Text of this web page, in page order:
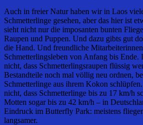
Auch in freier Natur haben wir in Laos
Schmetterlinge gesehen, aber das hier ist
sieht nicht nur die imposanten bunten
Raupen und Puppen. Und dazu gibts gut
die Hand. Und freundliche
Schmetterlingsleben von Anfang bis Ende.
nicht, dass Schmetterlingsraupen flüssig
Bestandteile noch mal völlig neu ordnen,
Schmetterlinge aus ihrem Kokon
nicht, dass Schmetterlinge bis zu 17 km/h
Motten sogar bis zu 42 km/h – in
Eindruck im Butterfly Park: meistens
langsamer.